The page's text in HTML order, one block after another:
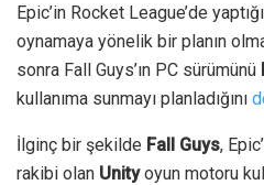
Epic’in Rocket League’de
oynamaya yönelik bir planın
sonra Fall Guys’ın PC sürümünü
kullanıma sunmayı planladığını
İlginç bir şekilde Fall Guys,
rakibi olan Unityoyun motoru